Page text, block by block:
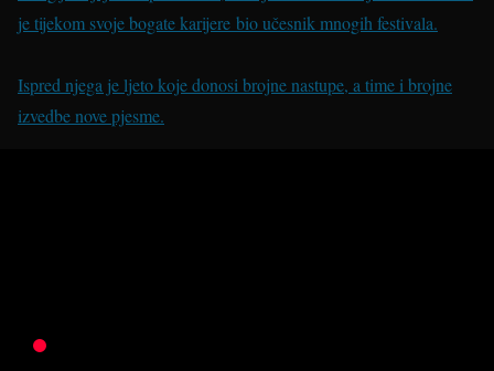
je tijekom svoje bogate karijere bio učesnik mnogih festivala.
Ispred njega je ljeto koje donosi brojne nastupe, a time i brojne
izvedbe nove pjesme.